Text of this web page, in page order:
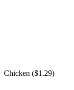
Chicken ($1.29)